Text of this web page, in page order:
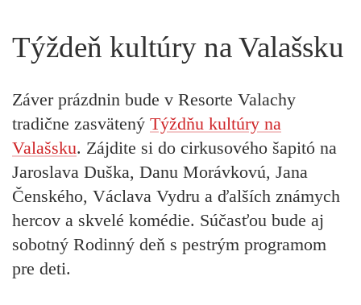
Týždeň kultúry na Valašsku
Záver prázdnin bude v Resorte Valachy
tradične zasvätený Týždňu kultúry na
Valašsku. Zájdite si do cirkusového šapitó na
Jaroslava Duška, Danu Morávkovú, Jana
Čenského, Václava Vydru a ďalších známych
hercov a skvelé komédie. Súčasťou bude aj
sobotný Rodinný deň s pestrým programom
pre deti.